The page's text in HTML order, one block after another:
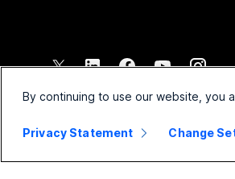
2026 Cisco and/or its affiliates. All
By continuing to use our website, you
Privacy Statement Change